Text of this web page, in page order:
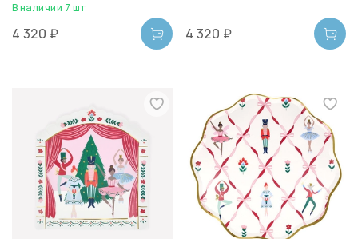
В наличии 7 шт
4 320 ₽ 4 320 ₽